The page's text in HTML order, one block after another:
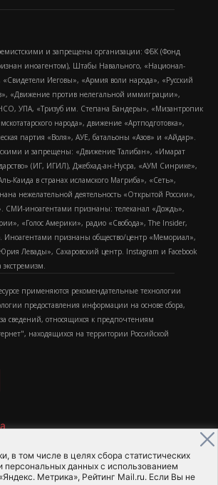
в том числе в целях сбора статистических
персональных данных с использованием
Метрика», Рейтинг Mail.ru. Если Вы не
и запрещены организации: ФБК (Фонд
иноагентом), Штабы Навального, «Национал-
«Свидетели Иеговы», «Армия воли народа», «Русский
«Движение против нелегальной иммиграции»,
УПА, «Тризуб им. Степана Бандеры», «Мизантропик
народа», движение «Артподготовка»,
партия «Воля», АУЕ, батальоны «Азов» и «Айдар».
и запрещены: «Движение Талибан», «Имарат
(ИГ, ИГИЛ), Джебхад-ан-Нусра, «АУМ Синрике»,
Каида в странах исламского Магриба», «Сеть»,
нежелательной деятельность «Открытой России»,
СМИ-иноагентами признаны: телеканал «Дождь»,
«Голос Америки», радио «Свобода», The Insider,
признаны общество/центр «Мемориал»,
Левады», Сахаровский центр. Instagram и Facebook
применяются рекомендательные технологии
предоставления информации на основе сбора,
сведений, относящихся к предпочтениям
находящихся на территории Российской